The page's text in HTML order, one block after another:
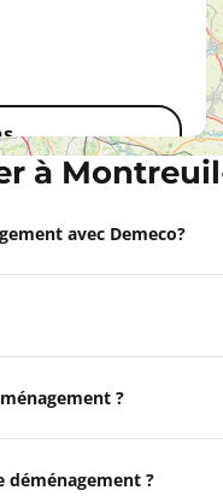
Appeler
Appeler
à
avec Demeco?
?
déménagement ?